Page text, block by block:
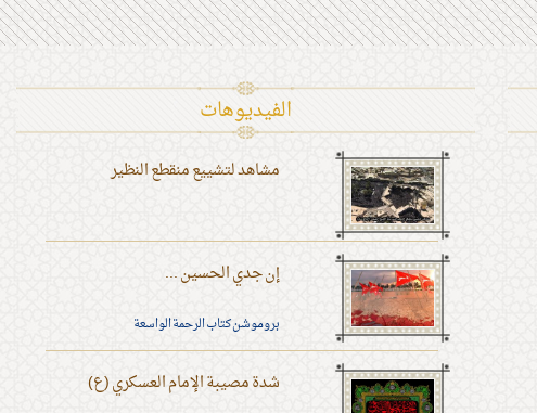
الفیدیوهات
مشاهد لتشييع منقطع النظير
إن جدي الحسين ...
بروموشن كتاب الرحمة الواسعة
شدة مصيبة الإمام العسكري (ع)